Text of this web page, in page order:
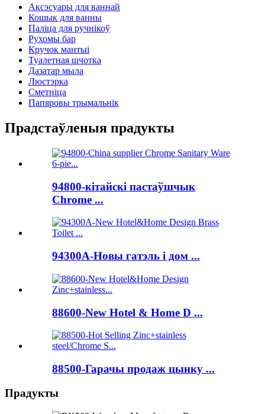
Аксэсуары для ваннай
Кошык для ванны
Паліца для ручнікоў
Рухомы бар
Кручок мантыі
Туалетная шчотка
Дазатар мыла
Люстэрка
Сметніца
Папяровы трымальнік
Прадстаўленыя прадукты
94800-кітайскі пастаўшчык
Chrome ...
94300A-Новы гатэль і дом ...
88600-New Hotel & Home D ...
88500-Гарачы продаж цынку ...
Прадукты